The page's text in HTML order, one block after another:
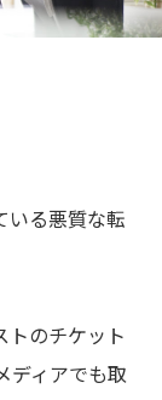
いる悪質な転
トのチケット
ディアでも取